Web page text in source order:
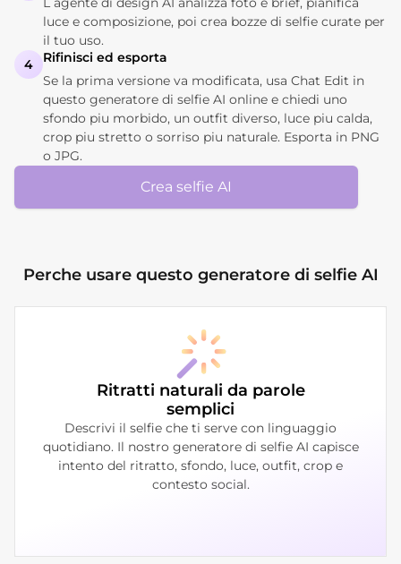
luce e composizione, poi crea bozze di selfie curate per
il tuo uso.
4
Rifinisci ed esporta
Se la prima versione va modificata, usa Chat Edit in
questo generatore di selfie AI online e chiedi uno
sfondo piu morbido, un outfit diverso, luce piu calda,
crop piu stretto o sorriso piu naturale. Esporta in PNG
o JPG.
Crea selfie AI
Perche usare questo generatore di selfie AI
Ritratti naturali da parole
semplici
Descrivi il selfie che ti serve con linguaggio
quotidiano. Il nostro generatore di selfie AI capisce
intento del ritratto, sfondo, luce, outfit, crop e
contesto social.